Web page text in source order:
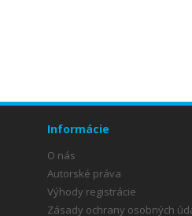
Informácie
O nás
Autorské práva
Výhody registrácie
Zásady ochrany osobných